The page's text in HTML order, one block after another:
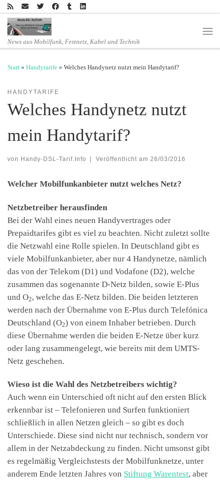
Zum Inhalt springen
News aus Mobilfunk, Festnetz, Kabel und Technik
Start » Handytarife » Welches Handynetz nutzt mein Handytarif?
HANDYTARIFE
Welches Handynetz nutzt
mein Handytarif?
von Handy-DSL-Tarif.Info Veröffentlicht am 26/03/2016
Welcher Mobilfunkanbieter nutzt welches Netz?
Netzbetreiber herausfinden
Bei der Wahl eines neuen Handyvertrages oder
Prepaidtarifes gibt es viel zu beachten. Nicht zuletzt sollte
die Netzwahl eine Rolle spielen. In Deutschland gibt es
viele Mobilfunkanbieter, aber nur 4 Handynetze, nämlich
das von der Telekom (D1) und Vodafone (D2), welche
zusammen das sogenannte D-Netz bilden, sowie E-Plus
und O2, welche das E-Netz bilden. Die beiden letzteren
werden nach der Übernahme von E-Plus durch Telefónica
Deutschland (O2) von einem Inhaber betrieben. Durch
diese Übernahme werden die beiden E-Netze über kurz
oder lang zusammengelegt, wie bereits mit dem UMTS-
Netz geschehen.
Wieso ist die Wahl des Netzbetreibers wichtig?
Auch wenn ein Unterschied oft nicht auf den ersten Blick
erkennbar ist – Telefonieren und Surfen funktioniert
schließlich in allen Netzen gleich – so gibt es doch
Unterschiede. Diese sind nicht nur technisch, sondern vor
allem in der Netzabdeckung zu finden. Nicht umsonst gibt
es regelmäßig Vergleichstests der Mobilfunknetze, unter
anderem Ende letzten Jahres von Stiftung Warentest, aber